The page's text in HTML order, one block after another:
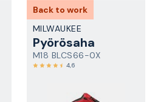
Back to work
MILWAUKEE
Pyörösaha
M18 BLCS66-0X
4,6